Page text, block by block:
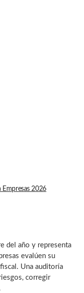
Empresas 2026
del año y representa
evalúen su
Una auditoría
corregir